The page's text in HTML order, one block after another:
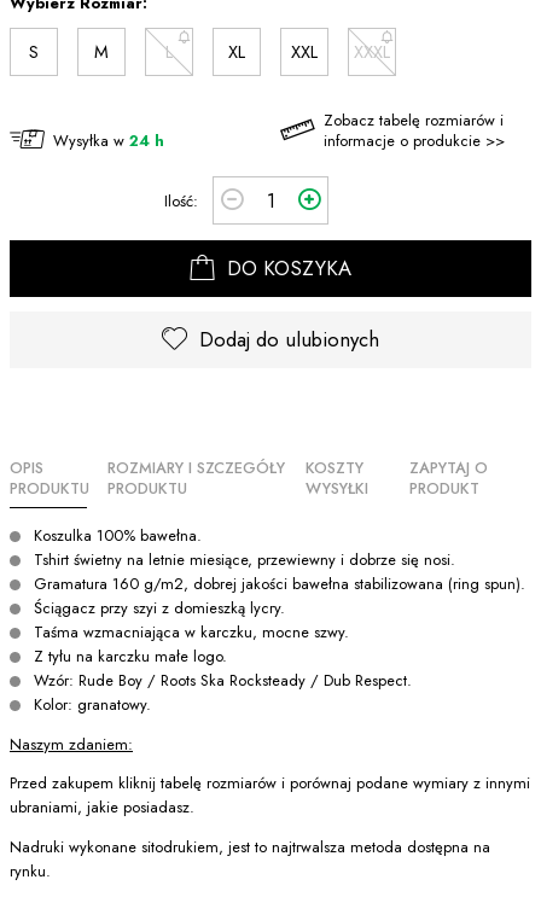
S M L XL XXL XXXL
Wysyłka w 24 h
Zobacz tabelę rozmiarów i
informacje o produkcie >>
Ilość:
DO KOSZYKA
Dodaj do ulubionych
OPIS
PRODUKTU
ROZMIARY I SZCZEGÓŁY
PRODUKTU
KOSZTY
WYSYŁKI
ZAPYTAJ O
PRODUKT
Koszulka 100% bawełna.
Tshirt świetny na letnie miesiące, przewiewny i dobrze się nosi.
Gramatura 160 g/m2, dobrej jakości bawełna stabilizowana (ring spun).
Ściągacz przy szyi z domieszką lycry.
Taśma wzmacniająca w karczku, mocne szwy.
Z tyłu na karczku małe logo.
Wzór: Rude Boy / Roots Ska Rocksteady / Dub Respect.
Kolor: granatowy.
Naszym zdaniem:
Przed zakupem kliknij tabelę rozmiarów i porównaj podane wymiary z innymi
ubraniami, jakie posiadasz.
Nadruki wykonane sitodrukiem, jest to najtrwalsza metoda dostępna na
rynku.